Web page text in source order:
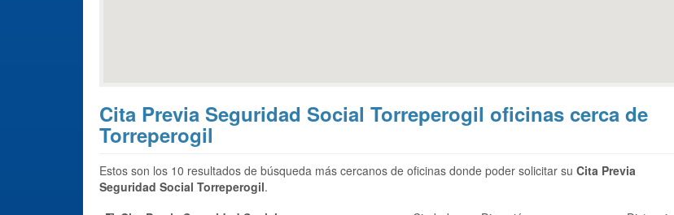
Cita Previa Seguridad Social Torreperogil oficinas cerca de
Torreperogil
Estos son los 10 resultados de búsqueda más cercanos de oficinas donde poder solicitar su Cita Previa
Seguridad Social Torreperogil.